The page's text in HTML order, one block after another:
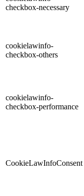
checkbox-necessary
cookielawinfo-
checkbox-others
cookielawinfo-
checkbox-performance
CookieLawInfoConsent